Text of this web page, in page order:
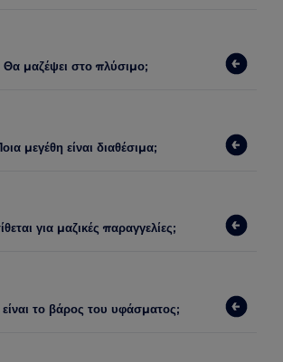
Θα μαζέψει στο πλύσιμο;
μεγέθη είναι διαθέσιμα;
για μαζικές παραγγελίες;
είναι το βάρος του υφάσματος;